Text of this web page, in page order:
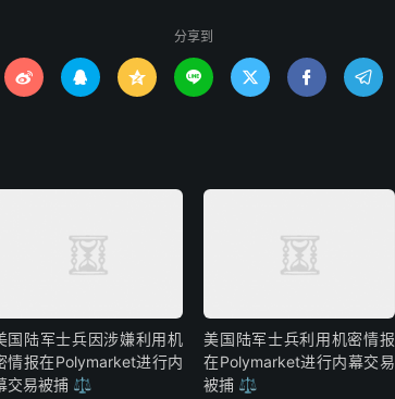
分享到
      
国陆军士兵因涉嫌利用机
情报在Polymarket进行内
交易被捕 ⚖️
美国陆军士兵利用机密情报
在Polymarket进行内幕交易
被捕 ⚖️